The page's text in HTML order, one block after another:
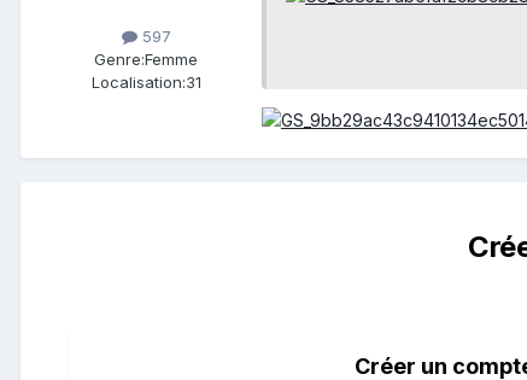
597
Genre:Femme
Localisation:31
Créer un